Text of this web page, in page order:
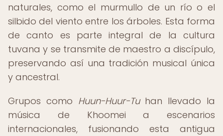
naturales, como el murmullo de un río o el
silbido del viento entre los árboles. Esta forma
de canto es parte integral de la cultura
tuvana y se transmite de maestro a discípulo,
preservando así una tradición musical única
y ancestral.
Grupos como Huun-Huur-Tuhan llevado la
música de Khoomei a escenarios
internacionales, fusionando esta antigua